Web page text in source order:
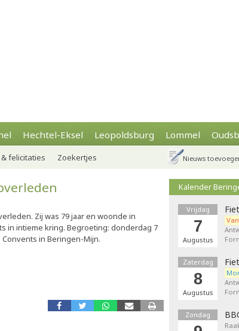
Hechtel-Eksel Leopoldsburg Lommel
felicitaties Zoekertjes Nieuws
Zij was 79 jaar en woonde in
in intieme kring. Begroeting: donderdag 7
in Beringen-Mijn.
Kalender
Vrijdag
7
Augustus
Zaterdag
8
Augustus
Zondag